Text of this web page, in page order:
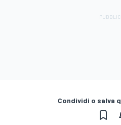
Condividi o salva